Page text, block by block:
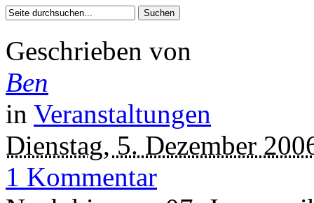
Geschrieben von
Ben
in Veranstaltungen
Dienstag, 5. Dezember
1 Kommentar